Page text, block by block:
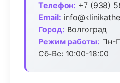
Телефон: +7 (938)
Email:
Город: Волгоград
Режим работы: Пн-
Сб-Вс: 10:00-18:00